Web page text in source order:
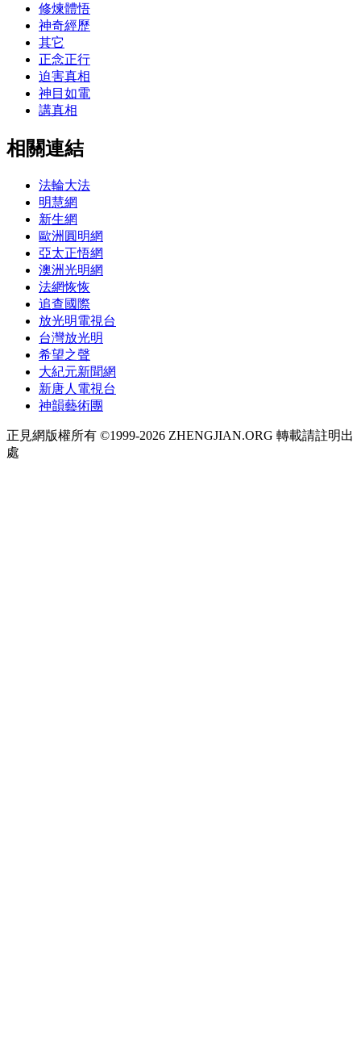
修煉體悟
神奇經歷
其它
正念正行
迫害真相
神目如電
講真相
相關連結
法輪大法
明慧網
新生網
歐洲圓明網
亞太正悟網
澳洲光明網
法網恢恢
追查國際
放光明電視台
台灣放光明
希望之聲
大紀元新聞網
新唐人電視台
神韻藝術團
正見網版權所有 ©1999-2026 ZHENGJIAN.ORG 轉載請註明出
處